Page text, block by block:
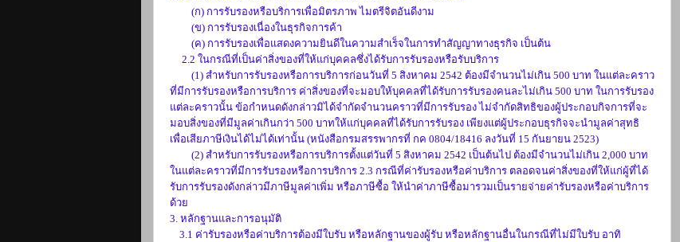
(ก) การรับรองหรือบริการเพื่อมิตรภาพ ไมตรีจิตอันดีงาม
(ข) การรับรองเนื่องในธุรกิจการค้า
(ค) การรับรองเพื่อแสดงความยินดีในความสำเร็จในการทำสัญญาทางธุรกิจ เป็นต้น
2.2 ในกรณีที่เป็นค่าสิ่งของที่ให้แก่บุคคลซึ่งได้รับการรับรองหรือรับบริการ
(1) สำหรับการรับรองหรือการบริการก่อนวันที่ 5 สิงหาคม 2542 ต้องมีจำนวนไม่เกิน 500 บาท ในแต่ละคราว
ที่มีการรับรองหรือการบริการ ค่าสิ่งของที่จะมอบให้บุคคลที่ได้รับการรับรองคนละไม่เกิน 500 บาท ในการรับรอง
แต่ละคราวนั้น ข้อกำหนดดังกล่าวมิได้จำกัดจำนวนคราวที่มีการรับรอง ไม่จำกัดสิทธิของผู้ประกอบกิจการที่จะ
มอบสิ่งของที่มีมูลค่าเกินกว่า 500 บาทให้แก่บุคคลที่ได้รับการรับรอง เพียงแต่ผู้ประกอบธุรกิจจะนำมูลค่าสุทธิ
เพื่อเสียภาษีเงินได้ไม่ได้เท่านั้น (หนังสือกรมสรรพากรที่ กค 0804/18416 ลงวันที่ 15 กันยายน 2523)
(2) สำหรับการรับรองหรือการบริการตั้งแต่วันที่ 5 สิงหาคม 2542 เป็นต้นไป ต้องมีจำนวนไม่เกิน 2,000 บาท
ในแต่ละคราวที่มีการรับรองหรือการบริการ 2.3 กรณีที่ค่ารับรองหรือค่าบริการ ตลอดจนค่าสิ่งของที่ให้แก่ผู้ที่ได้
รับการรับรองดังกล่าวมีภาษีมูลค่าเพิ่ม หรือภาษีซื้อ ให้นำค่าภาษีซื้อมารวมเป็นรายจ่ายค่ารับรองหรือค่าบริการ
ด้วย
3. หลักฐานและการอนุมัติ
3.1 ค่ารับรองหรือค่าบริการต้องมีใบรับ หรือหลักฐานของผู้รับ หรือหลักฐานอื่นในกรณีที่ไม่มีใบรับ อาทิ